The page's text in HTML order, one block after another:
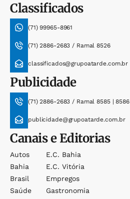
Classificados
(71) 99965-8961
(71) 2886-2683 / Ramal 8526
classificados@grupoatarde.com.br
Publicidade
(71) 2886-2683 / Ramal 8585 | 8586
publicidade@grupoatarde.com.br
Canais e Editorias
Autos
Bahia
Brasil
Saúde
E.c. Bahia
E.c. Vitória
Empregos
Gastronomia